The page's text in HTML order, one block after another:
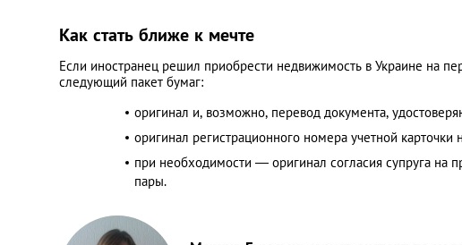
Как стать ближе к мечте
Если иностранец решил приобрести недвижимость в Украине на
следующий пакет бумаг:
оригинал и, возможно, перевод документа,
оригинал регистрационного номера учетной
при необходимости — оригинал согласия супруга на
пары.